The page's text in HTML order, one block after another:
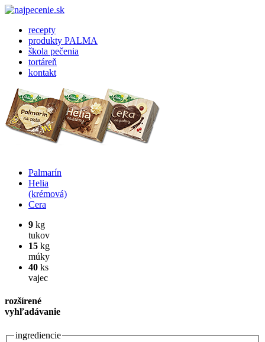
recepty
produkty PALMA
škola pečenia
tortáreň
kontakt
Palmarín
Helia
(krémová)
Cera
9 kg
tukov
15 kg
múky
40 ks
vajec
rozšírené
vyhľadávanie
ingrediencie